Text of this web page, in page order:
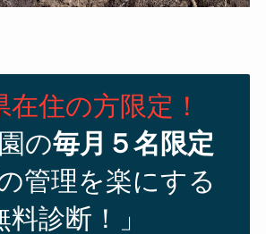
在住の方限定！
の毎月５名限定
管理を楽にする
料診断！」